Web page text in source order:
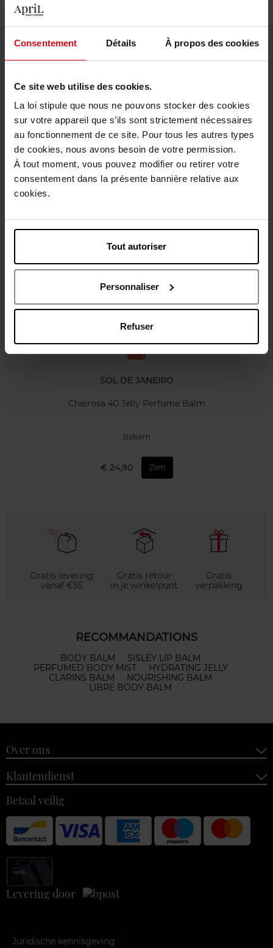
Consentement Détails À propos des cookies
Ce site web utilise des cookies.
La loi stipule que nous ne pouvons stocker des cookies
sur votre appareil que s’ils sont strictement nécessaires
au fonctionnement de ce site. Pour tous les autres types
de cookies, nous avons besoin de votre permission.
À tout moment, vous pouvez modifier ou retirer votre
consentement dans la présente bannière relative aux
cookies.
Tout autoriser
Personnaliser
Refuser
Gratis retour in je winkelpunt
Gratis verpakking
Beschrijving
Gebruiksadvies
Karakteristieken
Review
Nog iets vergeten ?
SOL DE JANEIRO
Cheirosa 40 Jelly Perfume Balm
Balsem
€ 24,90 Zien
Gratis levering
vanaf €55
Gratis retour
in je winkelpunt
Gratis
verpakking
RECOMMANDATIONS
BODY BALM
SISLEY LIP BALM
PERFUMED BODY MIST
HYDRATING JELLY
CLARINS BALM
NOURISHING BALM
LIBRE BODY BALM
Over ons
Klantendienst
Betaal veilig
Levering door
Juridische kennisgeving